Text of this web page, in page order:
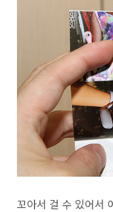
꼬아서 걸 수 있어서